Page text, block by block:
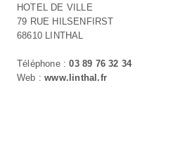
HOTEL DE VILLE
79 RUE HILSENFIRST
68610 LINTHAL
Téléphone :03 89 76 32 34
Web :www.linthal.fr